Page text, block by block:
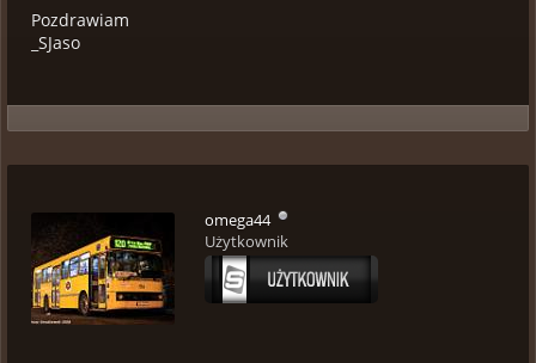
Pozdrawiam
_SJaso
omega44
Użytkownik